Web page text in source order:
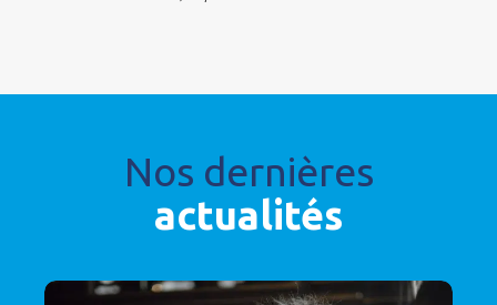
Nos dernières
actualités